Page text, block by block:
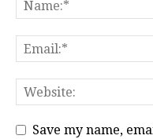
Save my name,